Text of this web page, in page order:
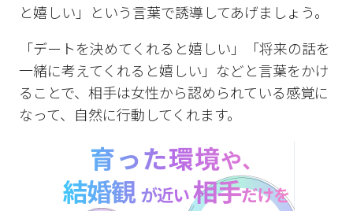
と嬉しい」という言葉で誘導してあげましょう。
「デートを決めてくれると嬉しい」「将来の話を
一緒に考えてくれると嬉しい」などと言葉をかけ
ることで、相手は女性から認められている感覚に
なって、自然に行動してくれます。